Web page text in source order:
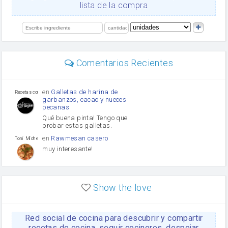
orégano
limón
lista de la compra
Comentarios Recientes
Recetas con sazon
en Galletas de harina de
garbanzos, cacao y nueces
pecanas
Qué buena pinta! Tengo que
probar estas galletas.
Toni Michel Caubet
en Rawmesan casero
muy interesante!
enLasaña casera fácil y
HOJALDROSA TV
enGachas de la abuela
Rosa
Show the love
Red social de cocina para descubrir y compartir